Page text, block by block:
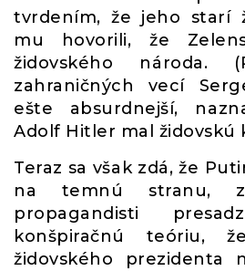
tvrdením, že jeho starí
mu hovorili, že
židovského národa.
zahraničných vecí
ešte absurdnejší,
Adolf Hitler mal židovskú
Teraz sa však zdá, že
na temnú stranu,
propagandisti
konšpiračnú teóriu,
židovského prezidenta